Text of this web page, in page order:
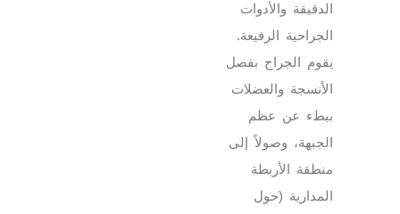
الدقيقة والأدوات
الجراحية الرفيعة.
يقوم الجراح بفصل
الأنسجة والعضلات
ببطء عن عظم
الجبهة، وصولاً إلى
منطقة الأربطة
المدارية (حول